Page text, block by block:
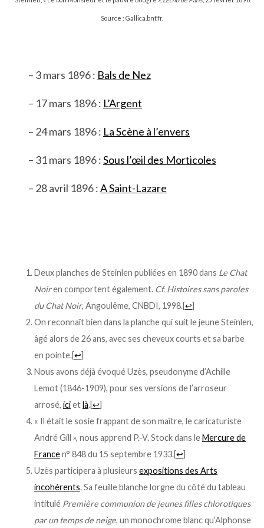
Source : Gallica.bnf.fr.
– 3 mars 1896 : Bals de Nez
– 17 mars 1896 : L’Argent
– 24 mars 1896 : La Scène à l’envers
– 31 mars 1896 :Sous l’œil des Morticoles
– 28 avril 1896 :A Saint-Lazare
Deux planches de Steinlen publiées en 1890 dans Le Chat
Noiren comportent également. Cf. Histoires sans paroles
du Chat Noir, Angoulême, CNBDI, 1998.[↩]
On reconnaît bien dans la planche qui suit le jeune Steinlen,
âgé alors de 26 ans, avec ses cheveux courts et sa barbe
en pointe.[↩]
Nous avons déjà évoqué Uzès, pseudonyme d’Achille
Lemot (1846-1909), pour ses versions de l’arroseur
arrosé, icietlà.[↩]
« Il était le sosie frappant de son maître, le caricaturiste
André Gill », nous apprend P.-V. Stock dans leMercure de
Francen° 848 du 15 septembre 1933.[↩]
Uzès participera à plusieurs expositions des Arts
incohérents. Sa feuille blanche lorgne du côté du tableau
intitulé Première communion de jeunes filles chlorotiques
par un temps de neige, un monochrome blanc qu’Alphonse